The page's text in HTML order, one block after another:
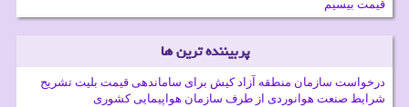
قیمت بیسیم
پربیننده ترین ها
درخواست سازمان منطقه آزاد کیش برای ساماندهی قیمت بلیت تشریح
شرایط صنعت هوانوردی از طرف سازمان هواپیمایی کشوری